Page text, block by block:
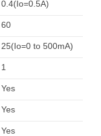
0.4(Io=0.5A)
60
25(Io=0 to 500mA)
1
Yes
Yes
Yes